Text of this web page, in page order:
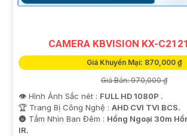
CAMERA KBVISION KX-
Giá Khuyến Mại: 870,000 ₫
Giá Bán: 970,000 ₫
👁 Hình Ảnh Sắc nét : FULL HD 1080P .
🏆 Trang Bị Công Nghệ : AHD CVI TVI BCS.
🌚 Tầm Nhìn Ban Đêm : Hồng Ngoại 30m
IR.